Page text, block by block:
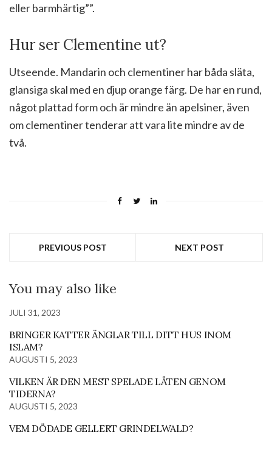
eller barmhärtig””.
Hur ser Clementine ut?
Utseende. Mandarin och clementiner har båda släta,
glansiga skal med en djup orange färg. De har en rund,
något plattad form och är mindre än apelsiner, även
om clementiner tenderar att vara lite mindre av de
två.
PREVIOUS POST NEXT POST
You may also like
JULI 31, 2023
BRINGER KATTER ÄNGLAR TILL DITT HUS INOM
ISLAM?
AUGUSTI 5, 2023
VILKEN ÄR DEN MEST SPELADE LÅTEN GENOM
TIDERNA?
AUGUSTI 5, 2023
VEM DÖDADE GELLERT GRINDELWALD?